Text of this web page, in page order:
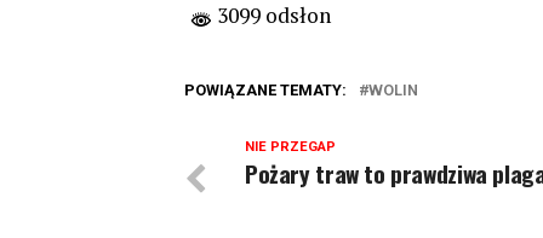
3099 odsłon
POWIĄZANE TEMATY: WOLIN
NIE PRZEGAP
Pożary traw to prawdziwa